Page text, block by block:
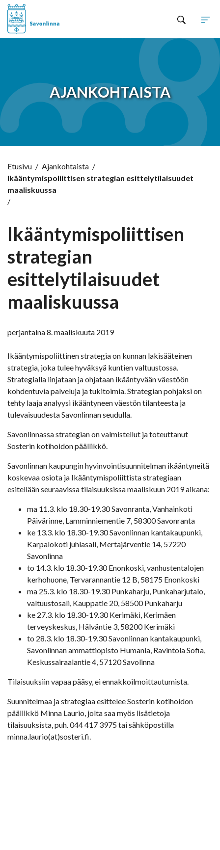
AJANKOHTAISTA
Etusivu / Ajankohtaista /
Ikääntymispoliittisen strategian esittelytilaisuudet
maaliskuussa
/
Ikääntymispoliittisen
strategian
esittelytilaisuudet
maaliskuussa
perjantaina 8. maaliskuuta 2019
Ikääntymispoliittinen strategia on kunnan lakisääteinen
strategia, joka tulee hyväksyä kuntien valtuustossa.
Strategialla linjataan ja ohjataan ikääntyvään väestöön
kohdentuvia palveluja ja tukitoimia. Strategian pohjaksi on
tehty laaja analyysi ikääntyneen väestön tilanteesta ja
tulevaisuudesta Savonlinnan seudulla.
Savonlinnassa strategian on valmistellut ja toteuttanut
Sosterin kotihoidon päällikkö.
Savonlinnan kaupungin hyvinvointisuunnitelman ikääntyneitä
koskevaa osiota ja Ikääntymispoliittista strategiaan
esitellään seuraavissa tilaisuuksissa maaliskuun 2019 aikana:
ma 11.3. klo 18.30-19.30 Savonranta, Vanhainkoti
Päivärinne, Lamminniementie 7, 58300 Savonranta
ke 13.3. klo 18.30-19.30 Savonlinnan kantakaupunki,
Karpalokoti juhlasali, Mertajärventie 14, 57220
Savonlinna
to 14.3. klo 18.30-19.30 Enonkoski, vanhustentalojen
kerhohuone, Tervarannantie 12 B, 58175 Enonkoski
ma 25.3. klo 18.30-19.30 Punkaharju, Punkaharjutalo,
valtuustosali, Kauppatie 20, 58500 Punkaharju
ke 27.3. klo 18.30-19.30 Kerimäki, Kerimäen
terveyskeskus, Hälväntie 3, 58200 Kerimäki
to 28.3. klo 18.30-19.30 Savonlinnan kantakaupunki,
Savonlinnan ammattiopisto Humania, Ravintola Sofia,
Keskussairaalantie 4, 57120 Savolinna
Tilaisuuksiin vapaa pääsy, ei ennakkoilmoittautumista.
Suunnitelmaa ja strategiaa esittelee Sosterin kotihoidon
päällikkö Minna Laurio, jolta saa myös lisätietoja
tilaisuuksista, puh. 044 417 3975 tai sähköpostilla
minna.laurio(at)sosteri.fi.